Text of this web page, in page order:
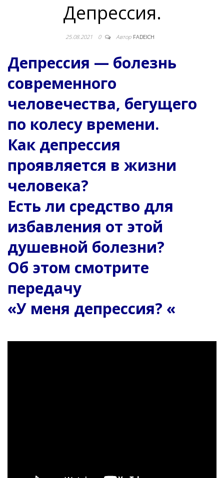
Депрессия.
25.08.2021 0 Автор FADEICH
Депрессия — болезнь
современного
человечества, бегущего
по колесу времени.
Как депрессия
проявляется в жизни
человека?
Есть ли средство для
избавления от этой
душевной болезни?
Об этом смотрите
передачу
«У меня депрессия? «